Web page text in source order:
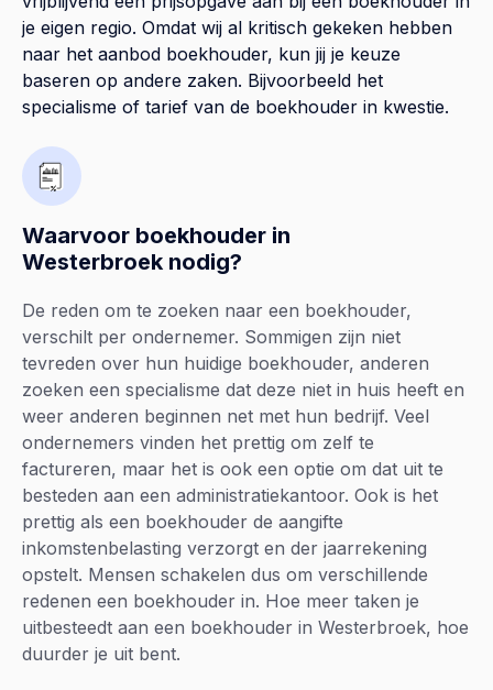
je eigen regio. Omdat wij al kritisch gekeken hebben
naar het aanbod boekhouder, kun jij je keuze
baseren op andere zaken. Bijvoorbeeld het
specialisme of tarief van de boekhouder in kwestie.
Waarvoor boekhouder in
Westerbroek nodig?
De reden om te zoeken naar een boekhouder,
verschilt per ondernemer. Sommigen zijn niet
tevreden over hun huidige boekhouder, anderen
zoeken een specialisme dat deze niet in huis heeft en
weer anderen beginnen net met hun bedrijf. Veel
ondernemers vinden het prettig om zelf te
factureren, maar het is ook een optie om dat uit te
besteden aan een administratiekantoor. Ook is het
prettig als een boekhouder de aangifte
inkomstenbelasting verzorgt en der jaarrekening
opstelt. Mensen schakelen dus om verschillende
redenen een boekhouder in. Hoe meer taken je
uitbesteedt aan een boekhouder in Westerbroek, hoe
duurder je uit bent.